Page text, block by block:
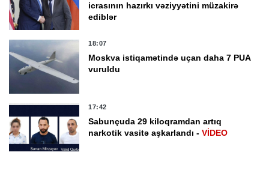
icrasının hazırkı vəziyyətini müzakirə
ediblər
18:07
Moskva istiqamətində uçan daha 7 PUA
vuruldu
17:42
Sabunçuda 29 kiloqramdan artıq
narkotik vasitə aşkarlandı -VİDEO